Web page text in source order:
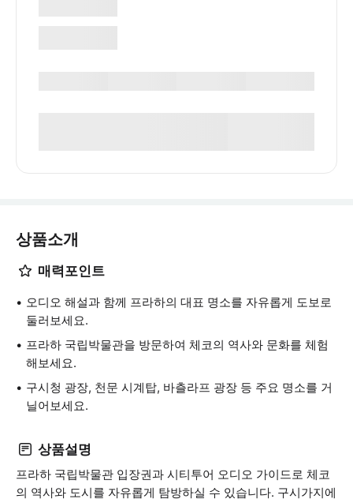
상품소개
매력포인트
오디오 해설과 함께 프라하의 대표 명소를 자유롭게 도보로
둘러보세요.
프라하 국립박물관을 방문하여 체코의 역사와 문화를 체험
해보세요.
구시청 광장, 천문 시계탑, 바츨라프 광장 등 주요 명소를 거
닐어보세요.
상품설명
프라하 국립박물관 입장권과 시티투어 오디오 가이드로 체코
의 역사와 도시를 자유롭게 탐방하실 수 있습니다. 구시가지에